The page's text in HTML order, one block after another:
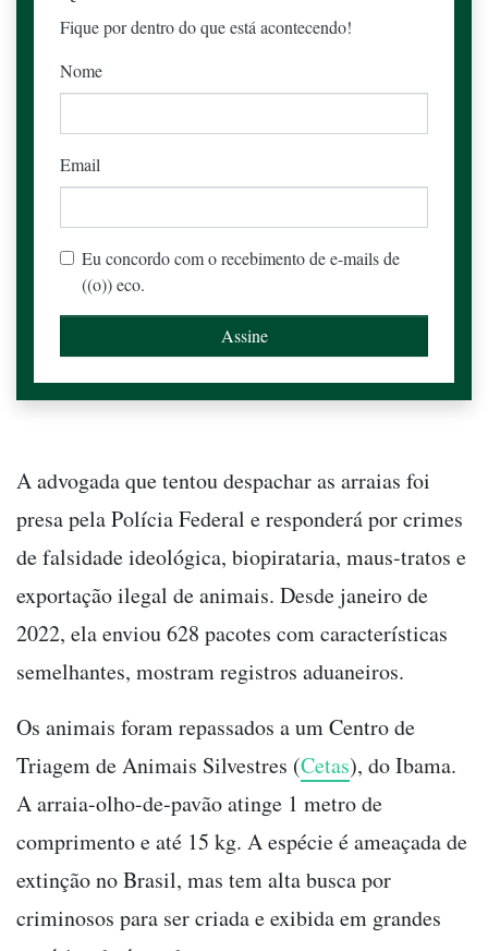
Fique por dentro do que está acontecendo!
Nome
Email
Eu concordo com o recebimento de e-mails de
((o)) eco.
A advogada que tentou despachar as arraias foi
presa pela Polícia Federal e responderá por crimes
de falsidade ideológica, biopirataria, maus-tratos e
exportação ilegal de animais. Desde janeiro de
2022, ela enviou 628 pacotes com características
semelhantes, mostram registros aduaneiros.
Os animais foram repassados a um Centro de
Triagem de Animais Silvestres (Cetas), do Ibama.
A arraia-olho-de-pavão atinge 1 metro de
comprimento e até 15 kg. A espécie é ameaçada de
extinção no Brasil, mas tem alta busca por
criminosos para ser criada e exibida em grandes